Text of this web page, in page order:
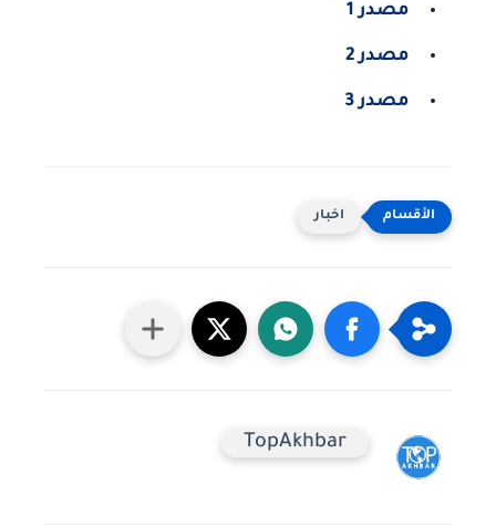
مصدر 1
مصدر 2
مصدر 3
اخبار
TopAkhbar